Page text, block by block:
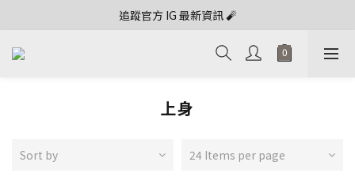
追蹤官方 IG 最新資訊 🧨
上身
Sort by 24 Items per page